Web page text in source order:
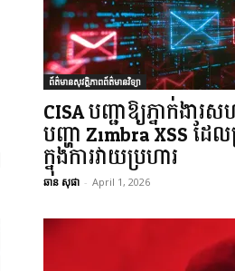
ព័ត៌មានសុវត្ថិភាពព័ត៌មានវិទ្យា
CISA បញ្ជាឱ្យភ្នាក់ងារ
បញ្ហា Zimbra XSS ដែ
ក្នុងការវាយប្រហារ
ឆាន សុផា - April 1, 2026